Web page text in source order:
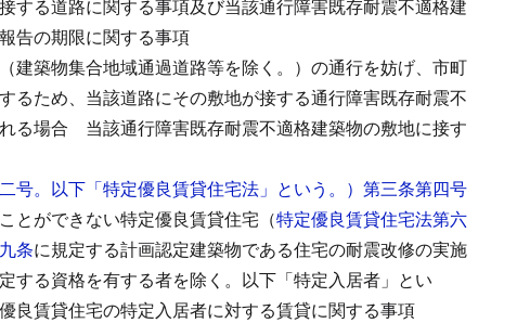
する道路に関する事項及び当該通行障害既存耐震不適格建
告の期限に関する事項
建築物集合地域通過道路等を除く。）の通行を妨げ、市町
るため、当該道路にその敷地が接する通行障害既存耐震不
る場合
当該通行障害既存耐震不適格建築物の敷地に接す
号。以下「特定優良賃貸住宅法」という。）第三条第四号
とができない特定優良賃貸住宅（特定優良賃貸住宅法第六
条に規定する計画認定建築物である住宅の耐震改修の実施
する資格を有する者を除く。以下「特定入居者」とい
良賃貸住宅の特定入居者に対する賃貸に関する事項